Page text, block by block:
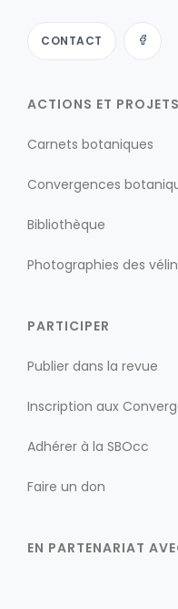
CONTACT
ACTIONS ET PROJETS
Carnets botaniques
Convergences
Bibliothèque
Photographies des
PARTICIPER
Publier dans la revue
Inscription aux
Adhérer à la SBOcc
Faire un don
EN PARTENARIAT